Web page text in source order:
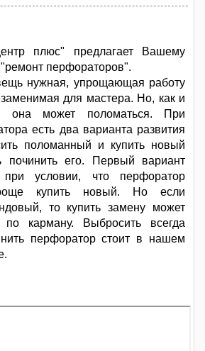
плюс" предлагает Вашему
перфораторов".
нужная, упрощающая работу
для мастера. Но, как и
она может поломаться. При
есть два варианта развития
поломанный и купить новый
починить его. Первый вариант
условии, что перфоратор
купить новый. Но если
то купить замену может
карману. Выбросить всегда
перфоратор стоит в нашем